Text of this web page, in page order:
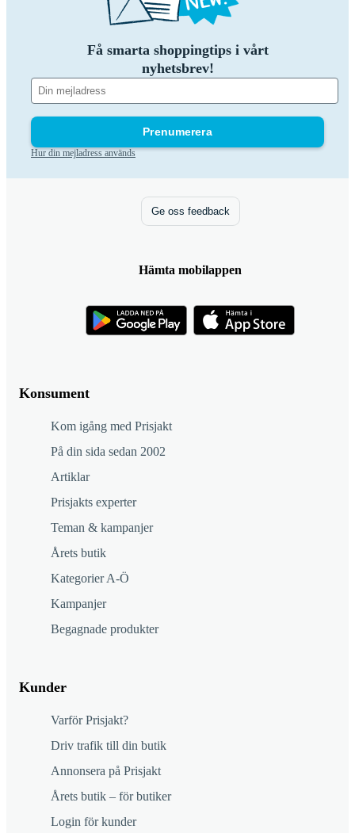
Få smarta shoppingtips i vårt
nyhetsbrev!
Prenumerera
Hur din mejladress används
Konsument
Kom igång med Prisjakt
På din sida sedan 2002
Artiklar
Prisjakts experter
Teman & kampanjer
Årets butik
Kategorier A-Ö
Kampanjer
Begagnade produkter
Kunder
Varför Prisjakt?
Driv trafik till din butik
Annonsera på Prisjakt
Årets butik – för butiker
Login för kunder
Ge oss feedback
Hämta mobilappen